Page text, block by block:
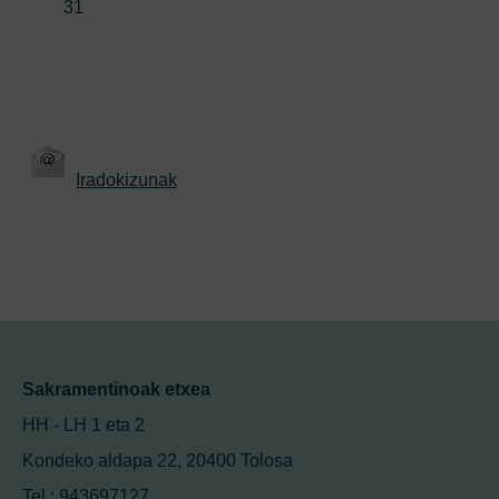
31
Iradokizunak
Sakramentinoak etxea
HH - LH 1 eta 2
Kondeko aldapa 22, 20400 Tolosa